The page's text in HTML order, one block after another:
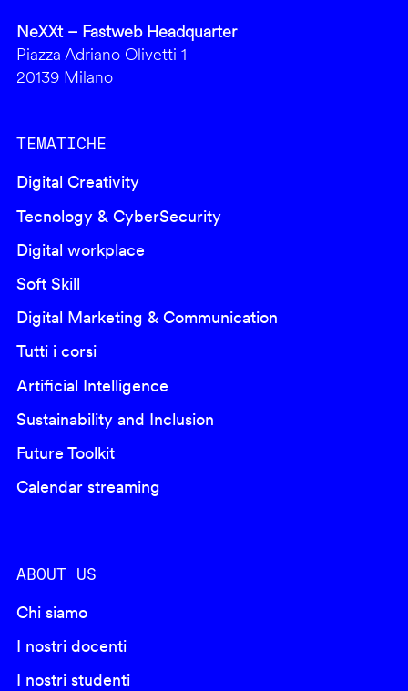
NeXXt – Fastweb Headquarter
Piazza Adriano Olivetti 1
20139 Milano
TEMATICHE
Digital Creativity
Tecnology & CyberSecurity
Digital workplace
Soft Skill
Digital Marketing & Communication
Tutti i corsi
Artificial Intelligence
Sustainability and Inclusion
Future Toolkit
Calendar streaming
ABOUT US
Chi siamo
I nostri docenti
I nostri studenti